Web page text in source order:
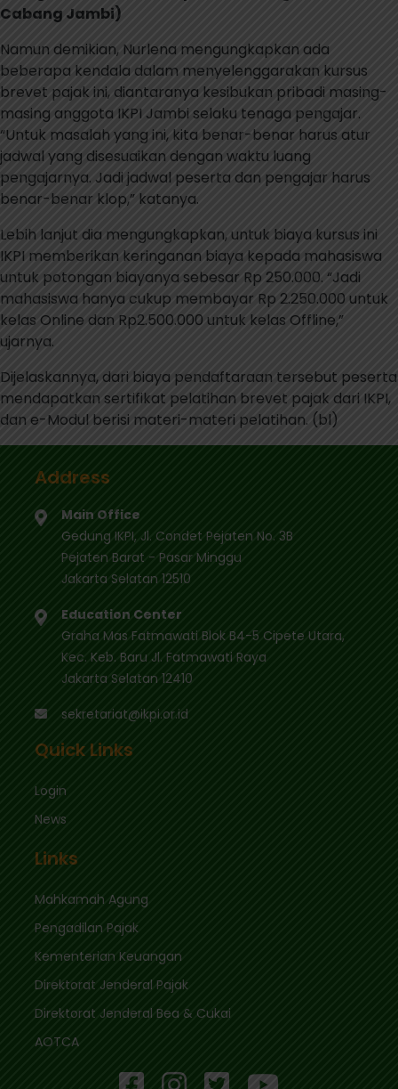
Cabang Jambi)
Namun demikian, Nurlena mengungkapkan ada
beberapa kendala dalam menyelenggarakan kursus
brevet pajak ini, diantaranya kesibukan pribadi masing-
masing anggota IKPI Jambi selaku tenaga pengajar.
“Untuk masalah yang ini, kita benar-benar harus atur
jadwal yang disesuaikan dengan waktu luang
pengajarnya. Jadi jadwal peserta dan pengajar harus
benar-benar klop,” katanya.
Lebih lanjut dia mengungkapkan, untuk biaya kursus ini
IKPI memberikan keringanan biaya kepada mahasiswa
untuk potongan biayanya sebesar Rp 250.000. “Jadi
mahasiswa hanya cukup membayar Rp 2.250.000 untuk
kelas Online dan Rp2.500.000 untuk kelas Offline,”
ujarnya.
Dijelaskannya, dari biaya pendaftaraan tersebut peserta
mendapatkan sertifikat pelatihan brevet pajak dari IKPI,
dan e-Modul berisi materi-materi pelatihan. (bl)
Address
Main Office
Gedung IKPI, Jl. Condet Pejaten No. 3B
Pejaten Barat - Pasar Minggu
Jakarta Selatan 12510
Education Center
Graha Mas Fatmawati Blok B4-5 Cipete Utara,
Kec. Keb. Baru Jl. Fatmawati Raya
Jakarta Selatan 12410
sekretariat@ikpi.or.id
Quick Links
Login
News
Links
Mahkamah Agung
Pengadilan Pajak
Kementerian Keuangan
Direktorat Jenderal Pajak
Direktorat Jenderal Bea & Cukai
AOTCA